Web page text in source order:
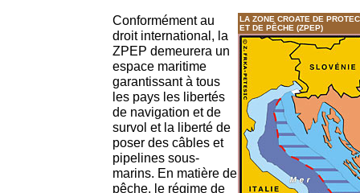
LA ZONE CROATE DE
ET DE PÊCHE (ZPEP)
Conformément au
droit international, la
ZPEP demeurera un
espace maritime
garantissant à tous
les pays les libertés
de navigation et de
survol et la liberté de
poser des câbles et
pipelines sous-
marins. En matière de
pêche, le régime de